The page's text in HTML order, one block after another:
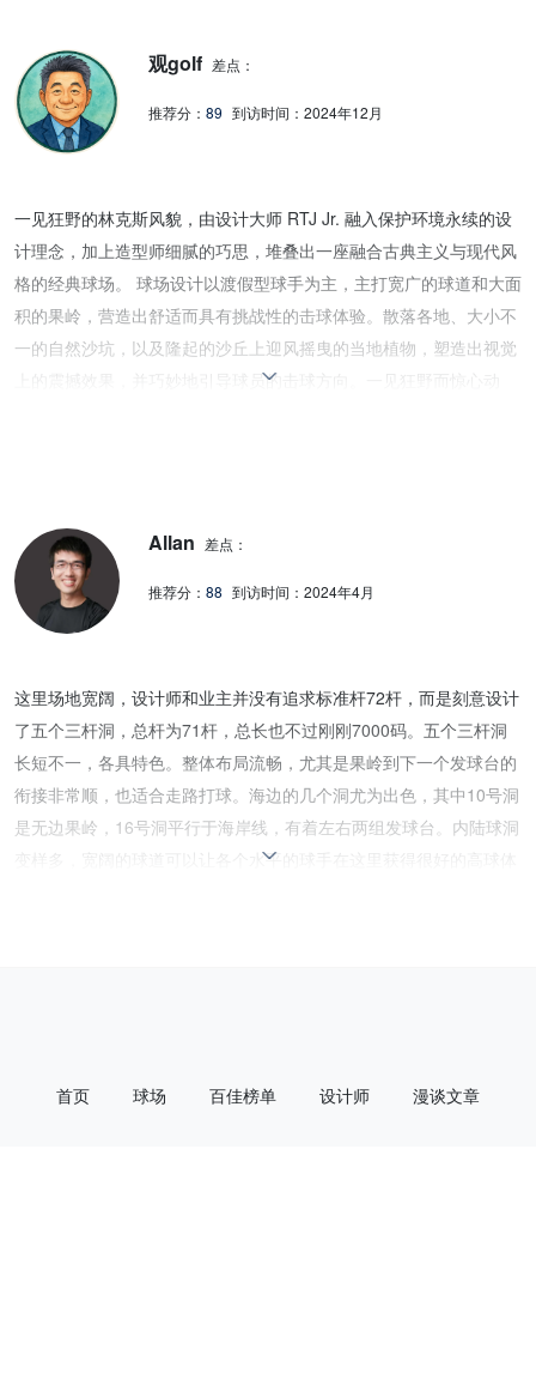
边。 全场水障碍很少，只是雨季，沙地中积水把那里变成湿地，这个
问题有待解决，因为全场定义为沙地，球进到那里，又不是水障碍
区，规则上如何处理呢？此外球道很宽，球道外种植的本地草生长太
快，造成了进到那里有遗失球风险，这应该不是设计师的初衷， 维护
18洞球场有60人之多的草坪管理团队
一见狂野的林克斯风貌，由设计大师 RTJ Jr. 融入保护环境永续的设
计理念，加上造型师细腻的巧思，堆叠出一座融合古典主义与现代风
格的经典球场。 球场设计以渡假型球手为主，主打宽广的球道和大面
积的果岭，营造出舒适而具有挑战性的击球体验。散落各地、大小不
一的自然沙坑，以及隆起的沙丘上迎风摇曳的当地植物，塑造出视觉
上的震撼效果，并巧妙地引导球员的击球方向。一见狂野而惊心动
点。 我相信，Hoiana Shores 现已成为亚洲必打球场之一。随著时间
的沉澱与更加成熟的维护管理，它应有潜力跻身世界百佳球场，成为
全球球友不可错过的林克斯之作。
观golf 差点：
推荐分： 89 到访时间： 2024年12月
这里场地宽阔，设计师和业主并没有追求标准杆72杆，而是刻意设计
了五个三杆洞，总杆为71杆，总长也不过刚刚7000码。五个三杆洞
长短不一，各具特色。整体布局流畅，尤其是果岭到下一个发球台的
衔接非常顺，也适合走路打球。海边的几个洞尤为出色，其中10号洞
是无边果岭，16号洞平行于海岸线，有着左右两组发球台。内陆球洞
变样多，宽阔的球道可以让各个水平的球手在这里获得很好的高球体
Allan 差点：
推荐分： 88 到访时间： 2024年4月
首页 球场 百佳榜单 设计师 漫谈文章